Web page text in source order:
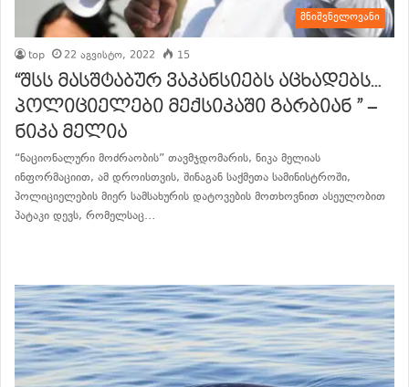
მნიშვნელოვანი
top 22 აგვისტო, 2022 15
“შსს მასშტაბურ ვაკანსიებს აცხადებს…
პოლიციელები მექსიკაში გარბიან ” –
ნიკა მელია
“ნაციონალური მოძრაობის” თავმჯდომარის, ნიკა მელიას
ინფორმაციით, ამ დროისთვის, შინაგან საქმეთა სამინისტროში,
პოლიციელების მიერ სამსახურის დატოვების მოთხოვნით ასეულობით
პატაკი დევს, რომელსაც…